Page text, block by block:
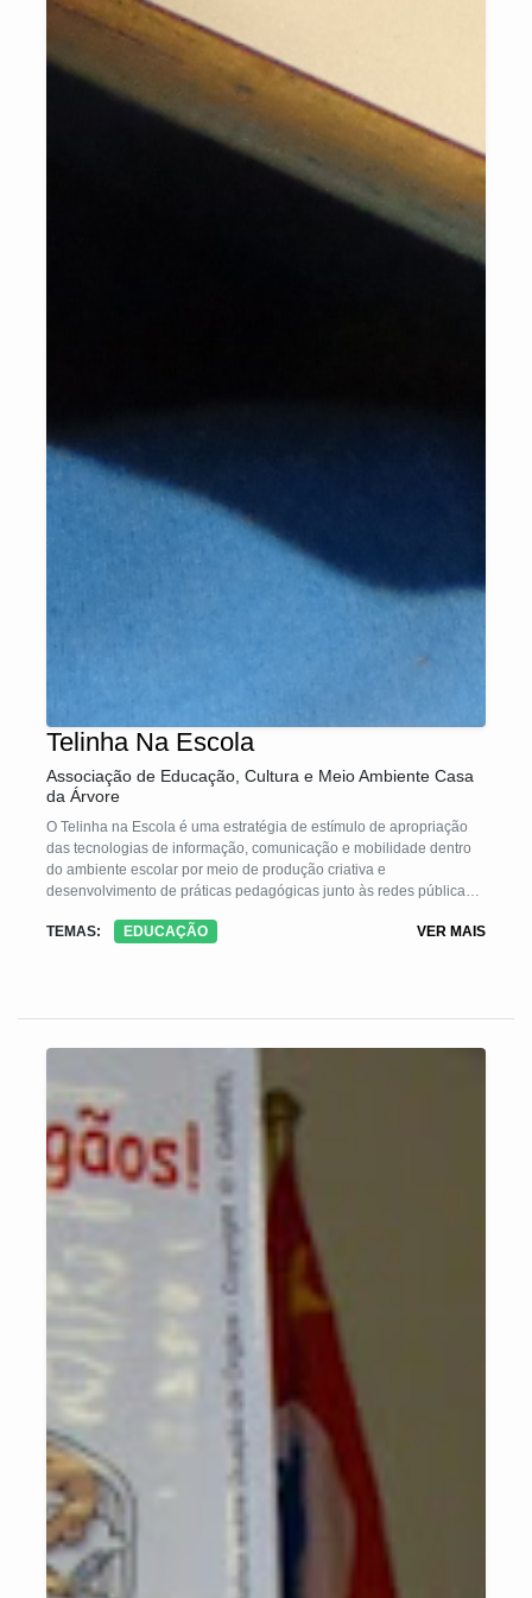
Telinha Na Escola
Associação de Educação, Cultura e Meio Ambiente Casa
da Árvore
O Telinha na Escola é uma estratégia de estímulo de apropriação
das tecnologias de informação, comunicação e mobilidade dentro
do ambiente escolar por meio de produção criativa e
desenvolvimento de práticas pedagógicas junto às redes públicas
TEMAS:
EDUCAÇÃO VER MAIS